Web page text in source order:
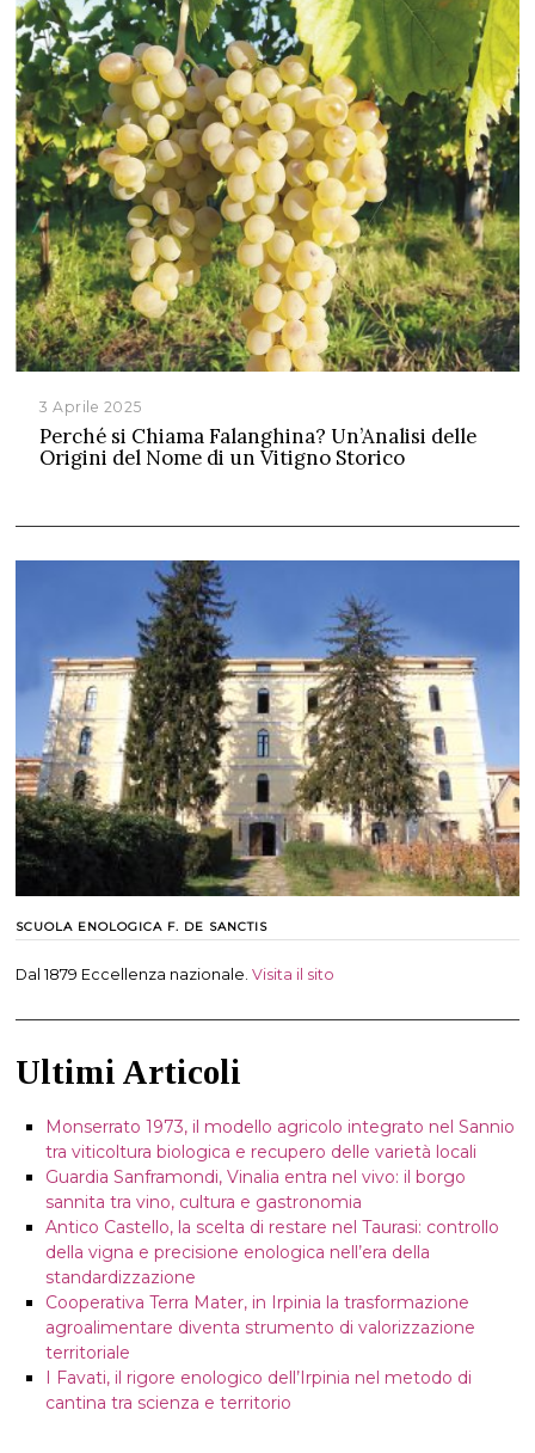
3 Aprile 2025
Perché si Chiama Falanghina? Un’Analisi delle
Origini del Nome di un Vitigno Storico
SCUOLA ENOLOGICA F. DE SANCTIS
Dal 1879 Eccellenza nazionale.Visita il sito
Ultimi Articoli
Monserrato 1973, il modello agricolo integrato nel Sannio
tra viticoltura biologica e recupero delle varietà locali
Guardia Sanframondi, Vinalia entra nel vivo: il borgo
sannita tra vino, cultura e gastronomia
Antico Castello, la scelta di restare nel Taurasi: controllo
della vigna e precisione enologica nell’era della
standardizzazione
Cooperativa Terra Mater, in Irpinia la trasformazione
agroalimentare diventa strumento di valorizzazione
territoriale
I Favati, il rigore enologico dell’Irpinia nel metodo di
cantina tra scienza e territorio